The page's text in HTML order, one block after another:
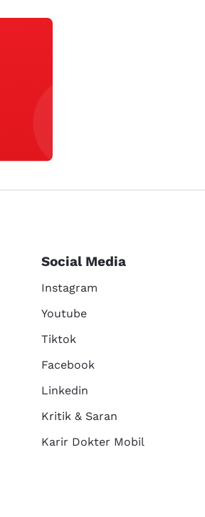
Social Media
Instagram
Youtube
Tiktok
Facebook
Linkedin
Kritik & Saran
Karir Dokter Mobil